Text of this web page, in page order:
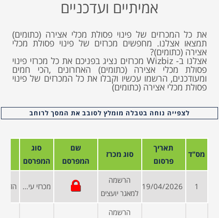
אמיתיים ועדכניים
את כל המכרזים של פינוי פסולת מכלי אצירה (כתומים)
תמצאו אצלנו. מחפשים מכרזים של פינוי פסולת מכלי
אצירה (כתומים)?
אצלנו ב- Wizbiz מכרזים נציג בפניכם את כל מכרזי פינוי
פסולת מכלי אצירה (כתומים) האחרונים ,הכי חמים
ומעודכנים, הרשמו עכשיו וקבלו את כל המכרזים של פינוי
פסולת מכלי אצירה (כתומים)
לצפייה נוחה בטבלה מומלץ לסובב את המסך לרוחב
מס"ד
תאריך
פרסום
סוג מכרז
שם
המפרסם
סוג
המפרסם
1
19/04/2026
הרשמה
למאגר יועצים
מכרזי עיריות ומועצות
הרשמה